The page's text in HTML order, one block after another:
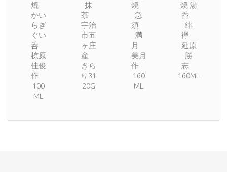
焼
かい
らぎ
ぐい
呑
椋原
佳俊
作
100
ML
抹
茶
宇治
市五
ヶ庄
産
きら
り31
20G
焼
急
須
満
月
美月
作
160
ML
焼 湯
呑
緋
襷
延原
勝
志
160ML